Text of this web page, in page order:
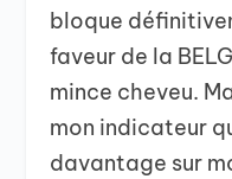
bloque
faveur de la
mince cheveu.
mon indicateur
davantage sur